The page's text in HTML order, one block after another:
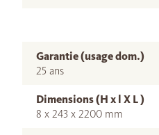
Garantie (usage dom.)
25 ans
Dimensions (H x l X L )
8 x 243 x 2200 mm